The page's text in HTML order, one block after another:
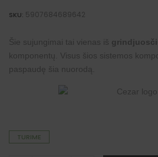
SKU: 5907684689642
Šie sujungimai tai vienas iš
komponentų. Visus šios sistemos
paspaudę šia nuorodą
TURIME